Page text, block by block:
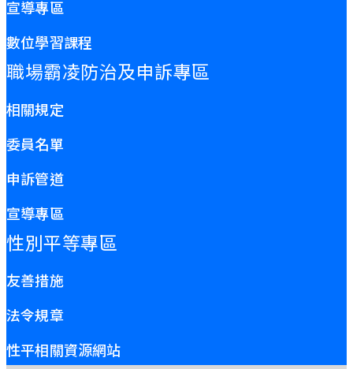
宣導專區
數位學習課程
職場霸凌防治及申訴專區
相關規定
委員名單
申訴管道
宣導專區
性別平等專區
友善措施
法令規章
性平相關資源網站